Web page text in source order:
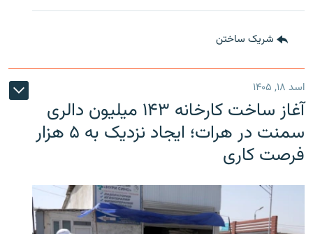
شریک ساختن
اسد ۱۸, ۱۴۰۵
آغاز ساخت کارخانه ۱۴۳ میلیون دالری
سمنت در هرات؛ ایجاد نزدیک به ۵ هزار
فرصت کاری